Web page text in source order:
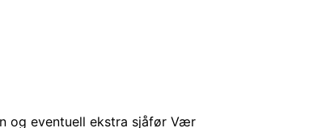
og eventuell ekstra sjåfør Vær